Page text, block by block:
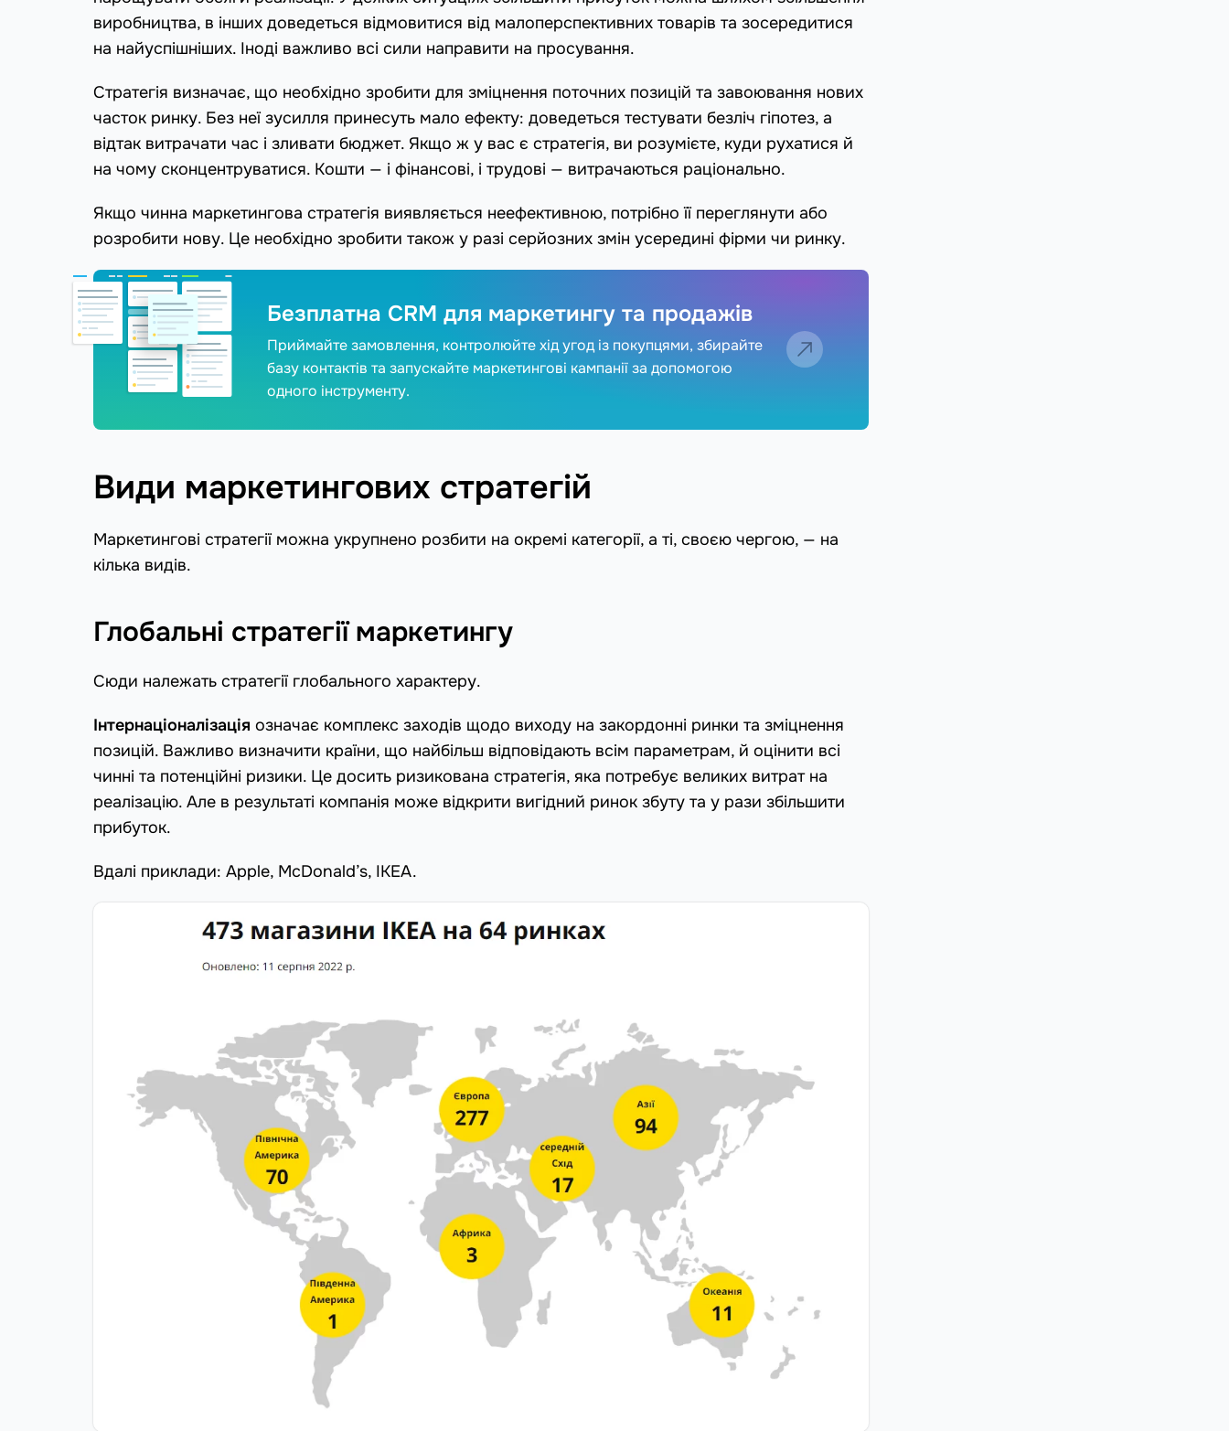
виробництва, в інших доведеться відмовитися від малоперспективних товарів та зосередитися
на найуспішніших. Іноді важливо всі сили направити на просування.
Стратегія визначає, що необхідно зробити для зміцнення поточних позицій та завоювання нових
часток ринку. Без неї зусилля принесуть мало ефекту: доведеться тестувати безліч гіпотез, а
відтак витрачати час і зливати бюджет. Якщо ж у вас є стратегія, ви розумієте, куди рухатися й
на чому сконцентруватися. Кошти — і фінансові, і трудові — витрачаються раціонально.
Якщо чинна маркетингова стратегія виявляється неефективною, потрібно її переглянути або
розробити нову. Це необхідно зробити також у разі серйозних змін усередині фірми чи ринку.
Безплатна CRM для маркетингу та продажів
Приймайте замовлення, контролюйте хід угод із покупцями, збирайте
базу контактів та запускайте маркетингові кампанії за допомогою
одного інструменту.
Види маркетингових стратегій
Маркетингові стратегії можна укрупнено розбити на окремі категорії, а ті, своєю чергою, — на
кілька видів.
Глобальні стратегії маркетингу
Сюди належать стратегії глобального характеру.
Інтернаціоналізація означає комплекс заходів щодо виходу на закордонні ринки та зміцнення
позицій. Важливо визначити країни, що найбільш відповідають всім параметрам, й оцінити всі
чинні та потенційні ризики. Це досить ризикована стратегія, яка потребує великих витрат на
реалізацію. Але в результаті компанія може відкрити вигідний ринок збуту та у рази збільшити
прибуток.
Вдалі приклади: Apple, McDonald’s, IKEA.